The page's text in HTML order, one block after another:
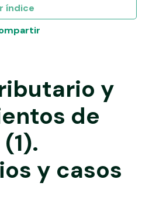
índice
y
de
y casos